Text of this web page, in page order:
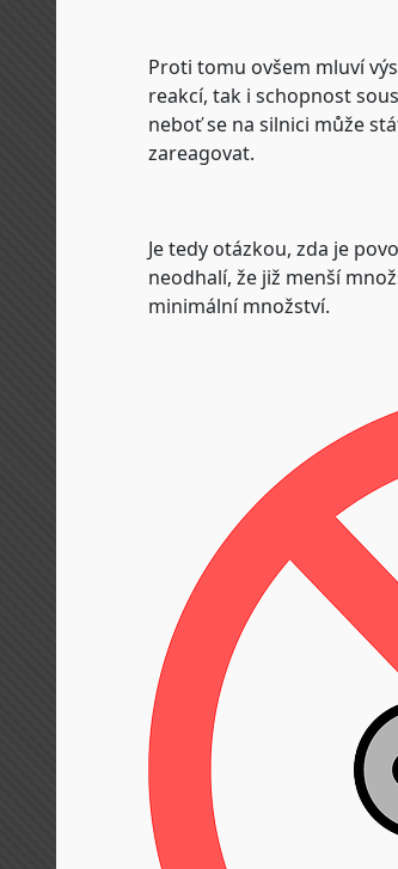
Proti tomu ovšem mluví
reakcí, tak i schopnost
neboť se na silnici může
zareagovat.
Je tedy otázkou, zda je
neodhalí, že již menší
minimální množství.